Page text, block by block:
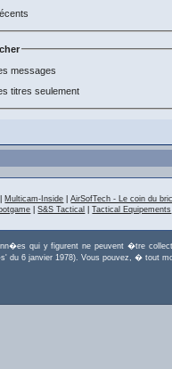
messages
titres seulement
Multicam-Inside |AirSofTech - Le coin du
|S&S Tactical |Tactical Equipements
qui y figurent ne peuvent �tre
6 janvier 1978). Vous pouvez, � tout